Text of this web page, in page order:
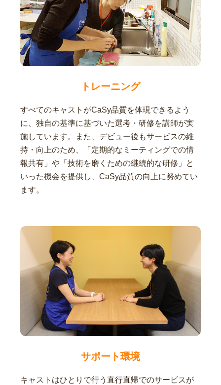
トレーニング
すべてのキャストがCaSy品質を体現できるよう
に、独自の基準に基づいた選考・研修を講師が実
施しています。また、デビュー後もサービスの維
持・向上のため、「定期的なミーティングでの情
報共有」や「技術を磨くための継続的な研修」と
いった機会を提供し、CaSy品質の向上に努めてい
ます。
サポート環境
キャストはひとりで行う直行直帰でのサービスが